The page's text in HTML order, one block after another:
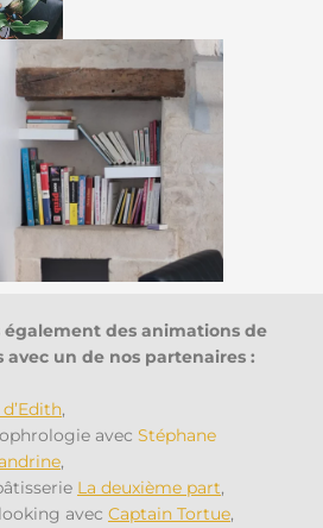
également des animations de
avec un de nos partenaires :
,
avec Stéphane
,
La deuxième part,
avec Captain Tortue,